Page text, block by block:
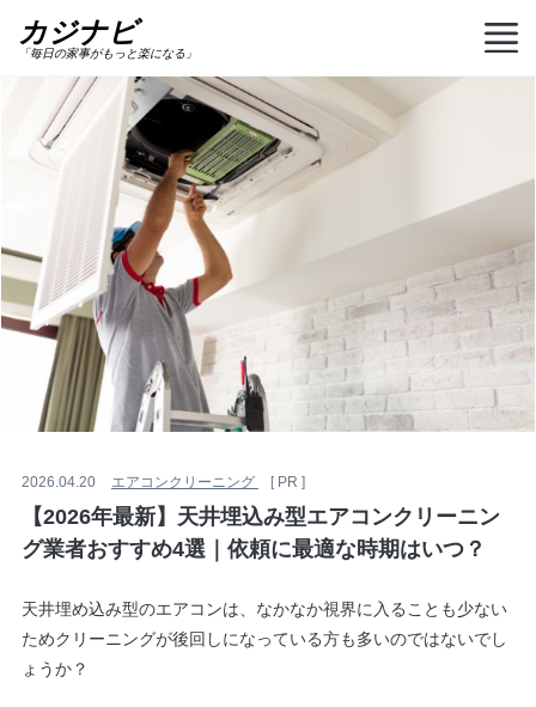
カジナビ
「毎日の家事がもっと楽になる」
2026.04.20 エアコンクリーニング [ PR ]
【2026年最新】天井埋込み型エアコンクリーニン
グ業者おすすめ4選｜依頼に最適な時期はいつ？
天井埋め込み型のエアコンは、なかなか視界に入ることも少ない
ためクリーニングが後回しになっている方も多いのではないでし
ょうか？